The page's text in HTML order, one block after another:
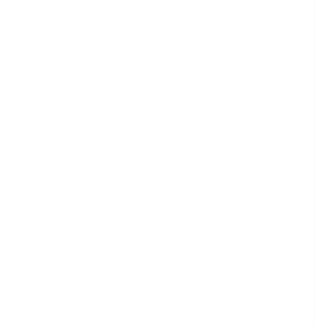
e Responsabile dei
nelle varie tipologie
in quota, campo di
con particolare
le cadute dall'alto;